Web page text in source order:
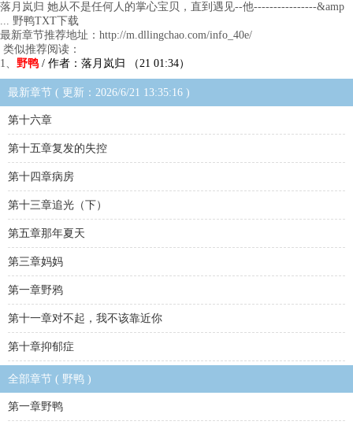
落月岚归 她从不是任何人的掌心宝贝，直到遇见--他----------------&amp
... 野鸭TXT下载
最新章节推荐地址：http://m.dllingchao.com/info_40e/
类似推荐阅读：
1、 野鸭 / 作者：落月岚归 （21 01:34）
最新章节 ( 更新：2026/6/21 13:35:16 )
第十六章
第十五章复发的失控
第十四章病房
第十三章追光（下）
第五章那年夏天
第三章妈妈
第一章野鸦
第十一章对不起，我不该靠近你
第十章抑郁症
全部章节 ( 野鸭 )
第一章野鸭